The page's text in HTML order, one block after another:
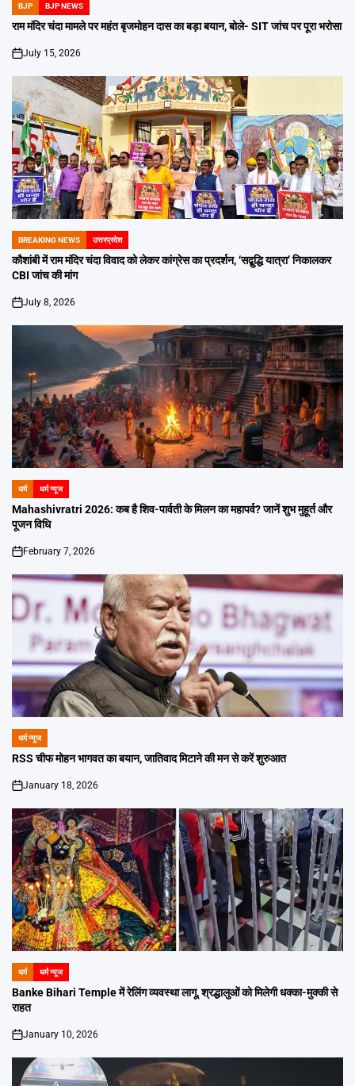
POSTED
IN
BJP BJP NEWS
राम मंदिर चंदा मामले पर महंत बृजमोहन दास का बड़ा बयान, बोले- SIT जांच पर पूरा भरोसा
on
July 15, 2026
POSTED
IN
BREAKING NEWS उत्तरप्रदेश
कौशांबी में राम मंदिर चंदा विवाद को लेकर कांग्रेस का प्रदर्शन, ‘सद्बुद्धि यात्रा’ निकालकर
CBI जांच की मांग
on
July 8, 2026
POSTED
IN
धर्म धर्म न्यूज
Mahashivratri 2026: कब है शिव-पार्वती के मिलन का महापर्व? जानें शुभ मुहूर्त और
पूजन विधि
on
February 7, 2026
POSTED
IN
धर्म न्यूज
RSS चीफ मोहन भागवत का बयान, जातिवाद मिटाने की मन से करें शुरुआत
on
January 18, 2026
POSTED
IN
धर्म धर्म न्यूज
Banke Bihari Temple में रेलिंग व्यवस्था लागू, श्रद्धालुओं को मिलेगी धक्का-मुक्की से
राहत
on
January 10, 2026